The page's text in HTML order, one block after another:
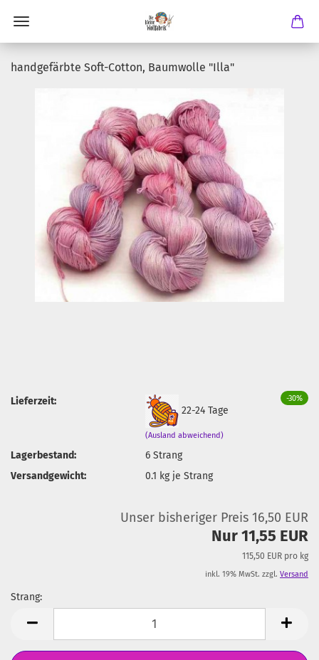
handgefärbte Soft-Cotton, Baumwolle "Illa"
-30%
Lieferzeit:
22-24 Tage
(Ausland abweichend)
Lagerbestand: 6Strang
Versandgewicht:
0.1 kg je Strang
Unser bisheriger Preis 16,50 EUR
Nur 11,55 EUR
115,50 EUR pro kg
inkl. 19% MwSt. zzgl. Versand
Strang: